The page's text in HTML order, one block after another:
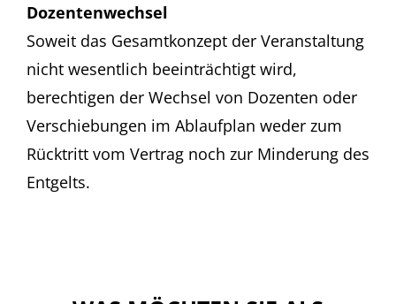
Dozentenwechsel
Soweit das Gesamtkonzept der Veranstaltung
nicht wesentlich beeinträchtigt wird,
berechtigen der Wechsel von Dozenten oder
Verschiebungen im Ablaufplan weder zum
Rücktritt vom Vertrag noch zur Minderung des
Entgelts.